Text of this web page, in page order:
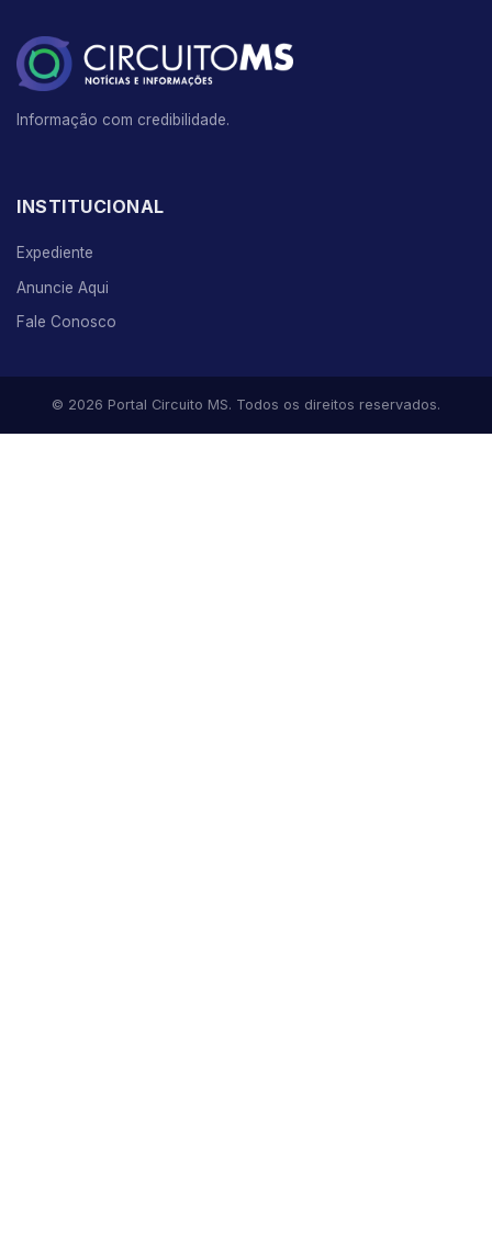
Informação com credibilidade.
INSTITUCIONAL
Expediente
Anuncie Aqui
Fale Conosco
© 2026 Portal Circuito MS. Todos os direitos reservados.